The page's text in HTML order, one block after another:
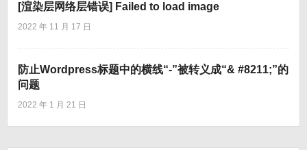
[渲染层网络层错误] Failed to load image
2022 年 11 月 17 日
防止Wordpress标题中的横线“-”被转义成“& #8211;”的
问题
2022 年 1 月 21 日